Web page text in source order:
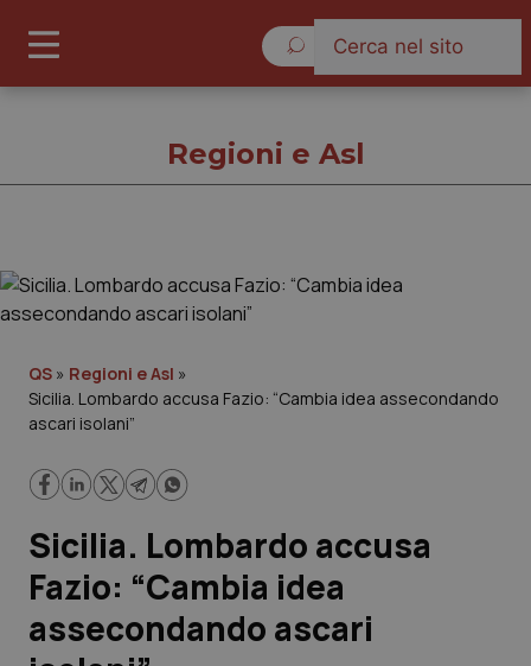
Governo e Parlamento
Regioni e Asl
Lavoro e Professioni
Scienza e Farmaci
Studi e Analisi
Regioni e Asl
QS » Regioni e Asl »
Sicilia. Lombardo accusa Fazio: “Cambia idea assecondando
ascari isolani”
Sicilia. Lombardo accusa
Fazio: “Cambia idea
assecondando ascari